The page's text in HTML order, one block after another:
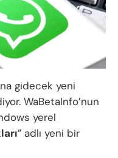
gidecek yeni
WaBetaInfo’nun
yerel
” adlı yeni bir